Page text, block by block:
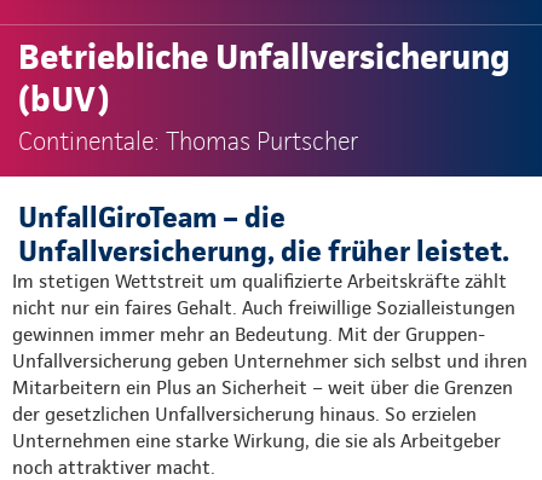
Betriebliche Unfallversicherung
(bUV)
Continentale: Thomas Purtscher
UnfallGiroTeam – die
Unfallversicherung, die früher leistet.
Im stetigen Wettstreit um qualifizierte Arbeitskräfte zählt
nicht nur ein faires Gehalt. Auch freiwillige Sozialleistungen
gewinnen immer mehr an Bedeutung. Mit der Gruppen-
Unfallversicherung geben Unternehmer sich selbst und ihren
Mitarbeitern ein Plus an Sicherheit – weit über die Grenzen
der gesetzlichen Unfallversicherung hinaus. So erzielen
Unternehmen eine starke Wirkung, die sie als Arbeitgeber
noch attraktiver macht.